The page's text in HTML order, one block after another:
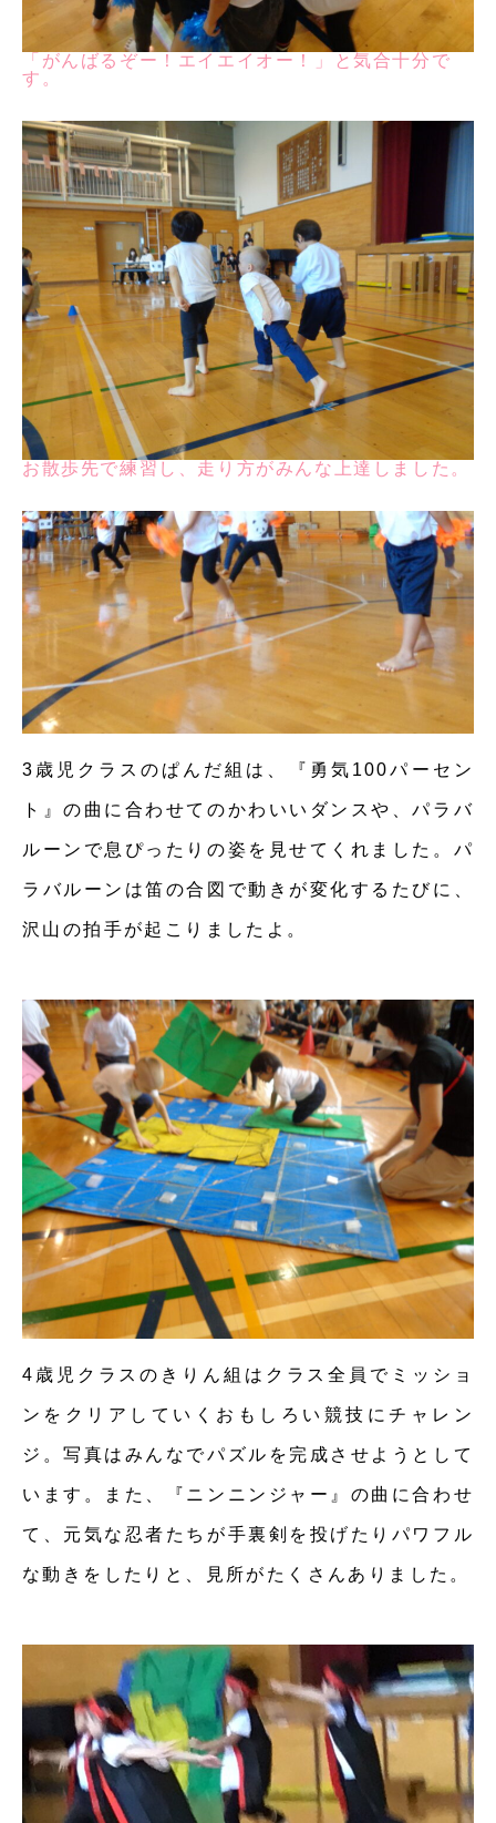
「がんばるぞー！エイエイオー！」と気合十分で
す。
お散歩先で練習し、走り方がみんな上達しました。
3歳児クラスのぱんだ組は、『勇気100パーセン
ト』の曲に合わせてのかわいいダンスや、パラバ
ルーンで息ぴったりの姿を見せてくれました。パ
ラバルーンは笛の合図で動きが変化するたびに、
沢山の拍手が起こりましたよ。
4歳児クラスのきりん組はクラス全員でミッショ
ンをクリアしていくおもしろい競技にチャレン
ジ。写真はみんなでパズルを完成させようとして
います。また、『ニンニンジャー』の曲に合わせ
て、元気な忍者たちが手裏剣を投げたりパワフル
な動きをしたりと、見所がたくさんありました。